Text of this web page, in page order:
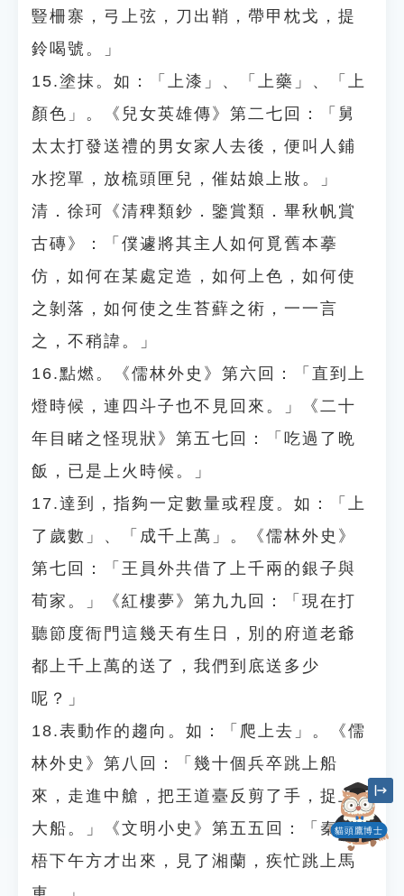
豎柵寨，弓上弦，刀出鞘，帶甲枕戈，提
鈴喝號。」
15.塗抹。如：「上漆」、「上藥」、「上
顏色」。《兒女英雄傳》第二七回：「舅
太太打發送禮的男女家人去後，便叫人鋪
水挖單，放梳頭匣兒，催姑娘上妝。」
清．徐珂《清稗類鈔．鑒賞類．畢秋帆賞
古磚》：「僕遽將其主人如何覓舊本摹
仿，如何在某處定造，如何上色，如何使
之剝落，如何使之生苔蘚之術，一一言
之，不稍諱。」
16.點燃。《儒林外史》第六回：「直到上
燈時候，連四斗子也不見回來。」《二十
年目睹之怪現狀》第五七回：「吃過了晩
飯，已是上火時候。」
17.達到，指夠一定數量或程度。如：「上
了歲數」、「成千上萬」。《儒林外史》
第七回：「王員外共借了上千兩的銀子與
荀家。」《紅樓夢》第九九回：「現在打
聽節度衙門這幾天有生日，別的府道老爺
都上千上萬的送了，我們到底送多少
呢？」
18.表動作的趨向。如：「爬上去」。《儒
林外史》第八回：「幾十個兵卒跳上船
來，走進中艙，把王道臺反剪了手，捉上
大船。」《文明小史》第五五回：「秦鳳
梧下午方才出來，見了湘蘭，疾忙跳上馬
貓頭鷹博士